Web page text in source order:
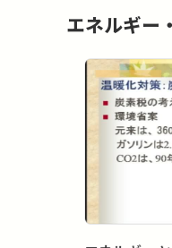
エネルギー